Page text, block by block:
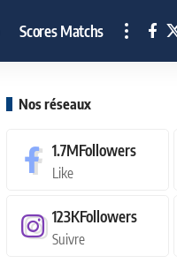
Scores Matchs
Nos réseaux
1.7MFollowers
Like
123KFollowers
Suivre